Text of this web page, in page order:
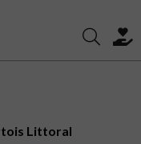
Littoral